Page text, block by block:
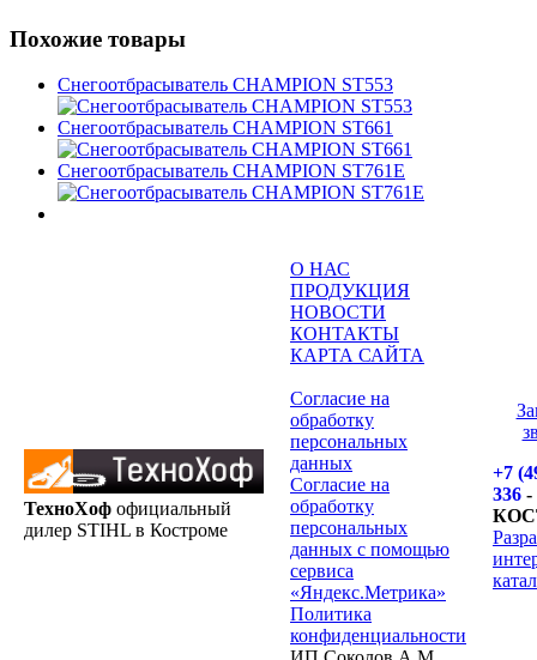
Похожие товары
Снегоотбрасыватель CHAMPION ST553
Снегоотбрасыватель CHAMPION ST661
Снегоотбрасыватель CHAMPION ST761E
ТехноХоф официальный
дилер STIHL в Костроме
О НАС
ПРОДУКЦИЯ
НОВОСТИ
КОНТАКТЫ
КАРТА САЙТА
Согласие на
обработку
персональных
данных
Согласие на
обработку
персональных
данных с помощью
сервиса
«Яндекс.Метрика»
Политика
конфиденциальности
+7
336 -